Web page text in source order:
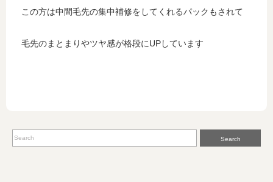
この方は中間毛先の集中補修をしてくれるパックもされて
毛先のまとまりやツヤ感が格段にUPしています
Search